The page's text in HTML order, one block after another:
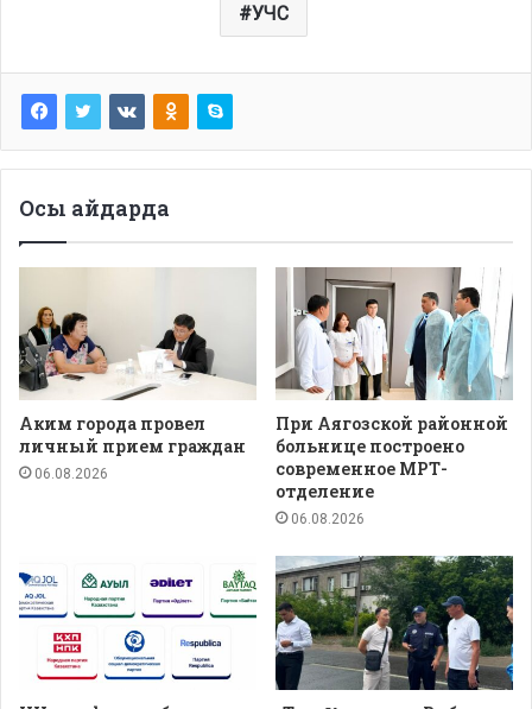
УЧС
Осы айдарда
Аким города провел
личный прием граждан
06.08.2026
При Аягозской районной
больнице построено
современное МРТ-
отделение
06.08.2026